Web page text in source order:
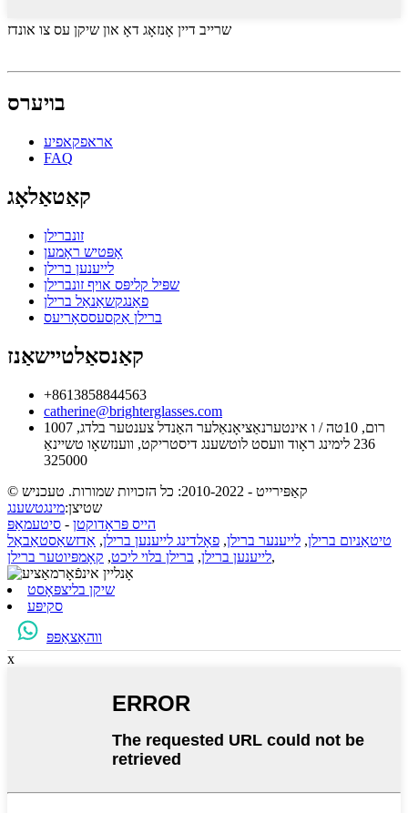
שרייב דיין אָנזאָג דאָ און שיקן עס צו אונדז
בויערס
אראפקאפיע
FAQ
קאַטאַלאָג
זונברילן
אָפּטיש ראָמען
לייענען ברילן
שפּיל קליפּס אויף זונברילן
פאַנגקשאַנאַל ברילן
ברילן אַקסעססאָריעס
קאַנסאַלטיישאַנז
+8613858844563
catherine@brighterglasses.com
1007 רום, 10טה / ו אינטערנאַציאָנאַלער האַנדל צענטער בלדג,
236 לימינג ראָוד וועסט לוטשענג דיסטריקט, ווענזשאָו טשיינאַ
325000
© קאַפּירייט - 2010-2022: כל הזכויות שמורות. טעכניש
שטיצן:מינגטשענג
הייס פּראָדוקטן - סיטעמאַפּ
טיטאַניום ברילן, לייענער ברילן, פאָלדינג לייענען ברילן, אַדזשאַסטאַבאַל
לייענען ברילן, ברילן בלוי ליכט, קאָמפּיוטער ברילן ,
שיקן בליצפּאָסט
סקיפּע
ווהאַצאַפּפּ
x